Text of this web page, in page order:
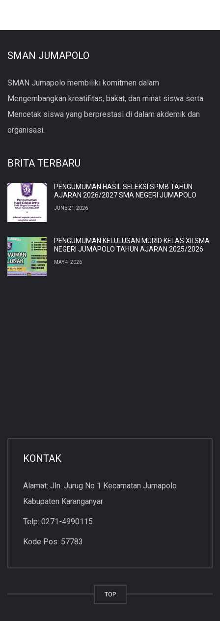
SMAN JUMAPOLO
SMAN Jumapolo membiliki komitmen dalam
Mengembangkan kreatifitas, bakat, dan minat siswa serta
Mencetak siswa yang berprestasi di dalam akdemik dan
organisasi.
BRITA TERBARU
PENGUMUMAN HASIL SELEKSI SPMB TAHUN
AJARAN 2026/2027 SMA NEGERI JUMAPOLO
JUNE 21, 2026
PENGUMUMAN KELULUSAN MURID KELAS XII SMA
NEGERI JUMAPOLO TAHUN AJARAN 2025/2026
MAY 4, 2026
KONTAK
Alamat: Jln. Jurug No 1 Kecamatan Jumapolo
Kabupaten Karanganyar
Telp: 0271-4990115
Kode Pos: 57783
TOP